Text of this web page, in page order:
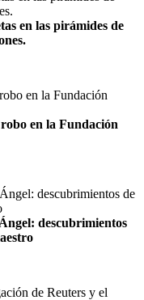
en las pirámides de
en la Fundación
descubrimientos